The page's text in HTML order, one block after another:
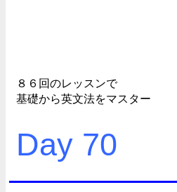
８６回のレッスンで
基礎から英文法をマスター
Day 70